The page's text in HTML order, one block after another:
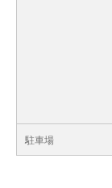
駐車場